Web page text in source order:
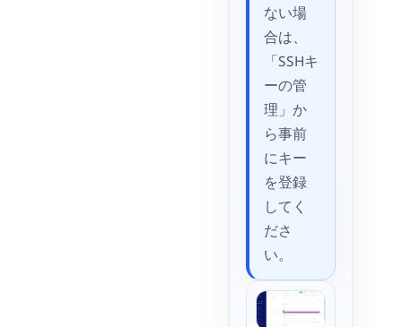
ない場
合は、
「SSHキ
ーの管
理」か
ら事前
にキー
を登録
してく
ださ
い。